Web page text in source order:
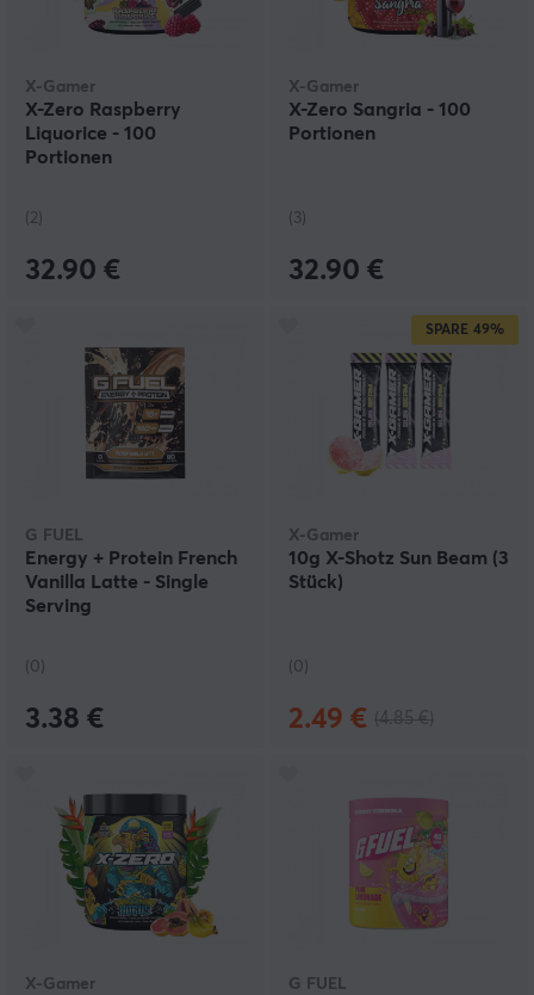
X-Gamer
X-Zero Raspberry
Liquorice - 100
Portionen
(2)
32.90 €
X-Gamer
X-Zero Sangria - 100
Portionen
(3)
32.90 €
G FUEL
Energy + Protein French
Vanilla Latte - Single
Serving
(0)
3.38 €
SPARE 49%
X-Gamer
10g X-Shotz Sun Beam (3
Stück)
(0)
2.49 €
X-Gamer G FUEL